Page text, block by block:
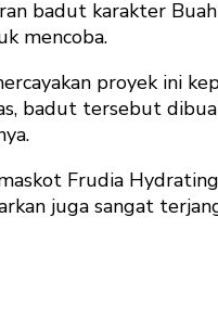
badut karakter
mencoba.
proyek ini
badut tersebut
Frudia
juga sangat